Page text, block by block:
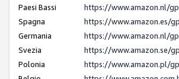
Paesi Bassi
https://www.amazon.nl/
Spagna
https://www.amazon.es/
Germania
https://www.amazon.nl/
Svezia
https://www.amazon.se/
Polonia
https://www.amazon.pl/